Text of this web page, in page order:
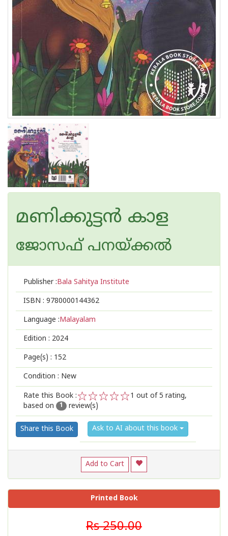
മണിക്കുട്ടന്‍ കാള
ജോസഫ് പനയ്ക്കല്‍
Publisher :Bala Sahitya Institute
ISBN : 9780000144362
Language :Malayalam
Edition : 2024
Page(s) : 152
Condition : New
Rate this Book :
2
1
1 out of 5 rating,
based on
1 review(s)
Share this Book Ask to AI about this book
Add to Cart
Printed Book
Rs 250.00